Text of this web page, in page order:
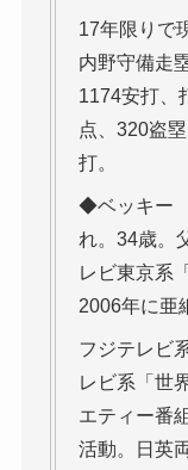
17年限りで
内野守備走
1174安打、
点、320盗
打。
◆ベッキー
れ。34歳。
レビ東京系
2006年に亜
フジテレビ
レビ系「世
エティー番
活動。日英